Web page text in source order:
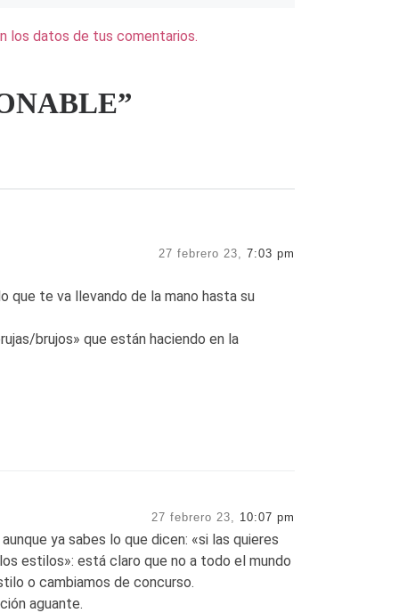
los datos de tus comentarios.
27 febrero 23, 7:03 pm
que te va llevando de la mano hasta su
brujos» que están haciendo en la
27 febrero 23, 10:07 pm
ya sabes lo que dicen: «si las quieres
estilos»: está claro que no a todo el mundo
o cambiamos de concurso.
aguante.